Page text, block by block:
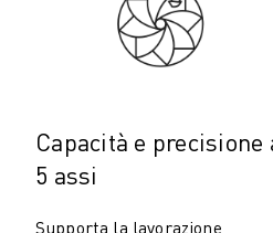
MACCHINE PER ELETTROEROSIONE A
ROBOCUT MACCHINE PER
MANUTENZIONE PREVENTIVA DI
SOSTENIBILITÀ DI ROBOCUT
Capacità e precisione
5 assi
Supporta la lavorazione